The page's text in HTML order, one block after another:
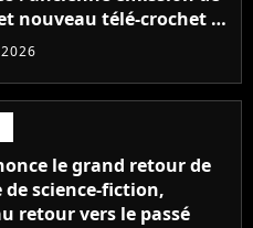
nouveau télé-crochet à
le grand retour de
de science-fiction,
retour vers le passé